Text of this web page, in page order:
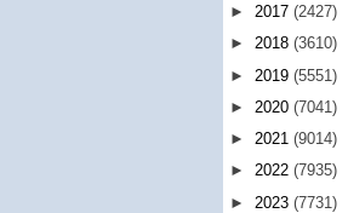
► 2017 (2427)
► 2018 (3610)
► 2019 (5551)
► 2020 (7041)
► 2021 (9014)
► 2022 (7935)
► 2023 (7731)